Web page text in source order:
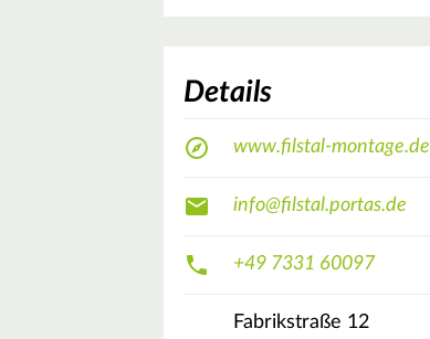
Details
www.filstal-montage.de
info@filstal.portas.de
+49 7331 60097
Fabrikstraße 12